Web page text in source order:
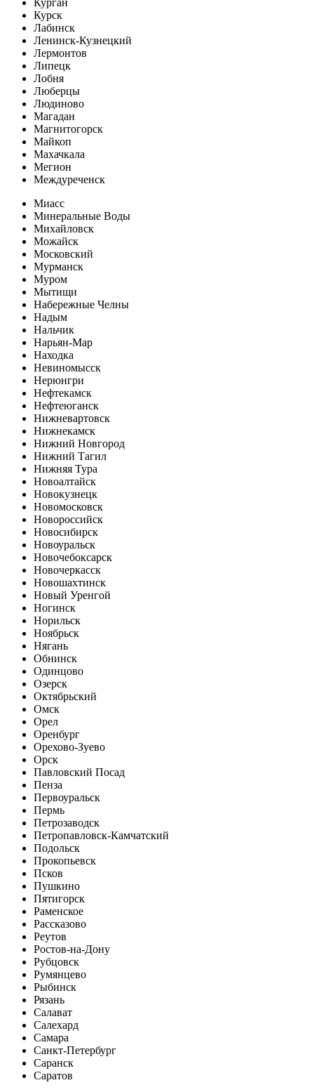
Курск
Лабинск
Ленинск-Кузнецкий
Лермонтов
Липецк
Лобня
Люберцы
Людиново
Магадан
Магнитогорск
Майкоп
Махачкала
Мегион
Междуреченск
Миасс
Минеральные Воды
Михайловск
Можайск
Московский
Мурманск
Муром
Мытищи
Набережные Челны
Надым
Нальчик
Нарьян-Мар
Находка
Невиномысск
Нерюнгри
Нефтекамск
Нефтеюганск
Нижневартовск
Нижнекамск
Нижний Новгород
Нижний Тагил
Нижняя Тура
Новоалтайск
Новокузнецк
Новомосковск
Новороссийск
Новосибирск
Новоуральск
Новочебоксарск
Новочеркасск
Новошахтинск
Новый Уренгой
Ногинск
Норильск
Ноябрьск
Нягань
Обнинск
Одинцово
Озерск
Октябрьский
Омск
Орел
Оренбург
Орехово-Зуево
Орск
Павловский Посад
Пенза
Первоуральск
Пермь
Петрозаводск
Петропавловск-Камчатский
Подольск
Прокопьевск
Псков
Пушкино
Пятигорск
Раменское
Рассказово
Реутов
Ростов-на-Дону
Рубцовск
Румянцево
Рыбинск
Рязань
Салават
Салехард
Самара
Санкт-Петербург
Саранск
Саратов